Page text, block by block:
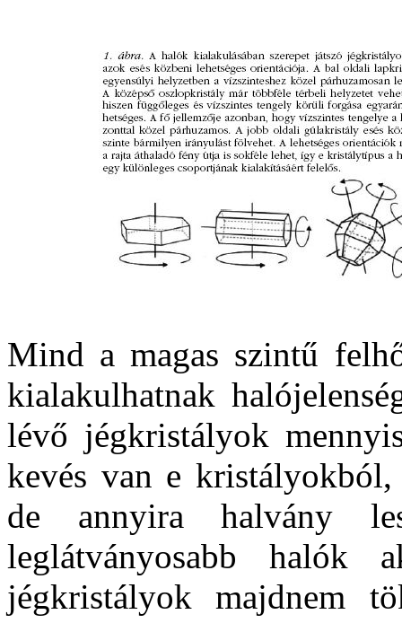
Mind a magas szintű
kialakulhatnak
lévő jégkristályok
kevés van e
de annyira halvány
leglátványosabb
jégkristályok majdnem